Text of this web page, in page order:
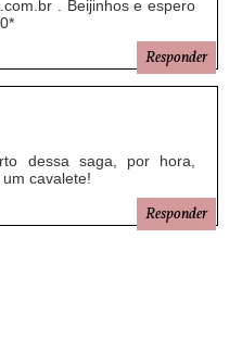
. Beijinhos e espero
Responder
dessa saga, por hora,
cavalete!
Responder